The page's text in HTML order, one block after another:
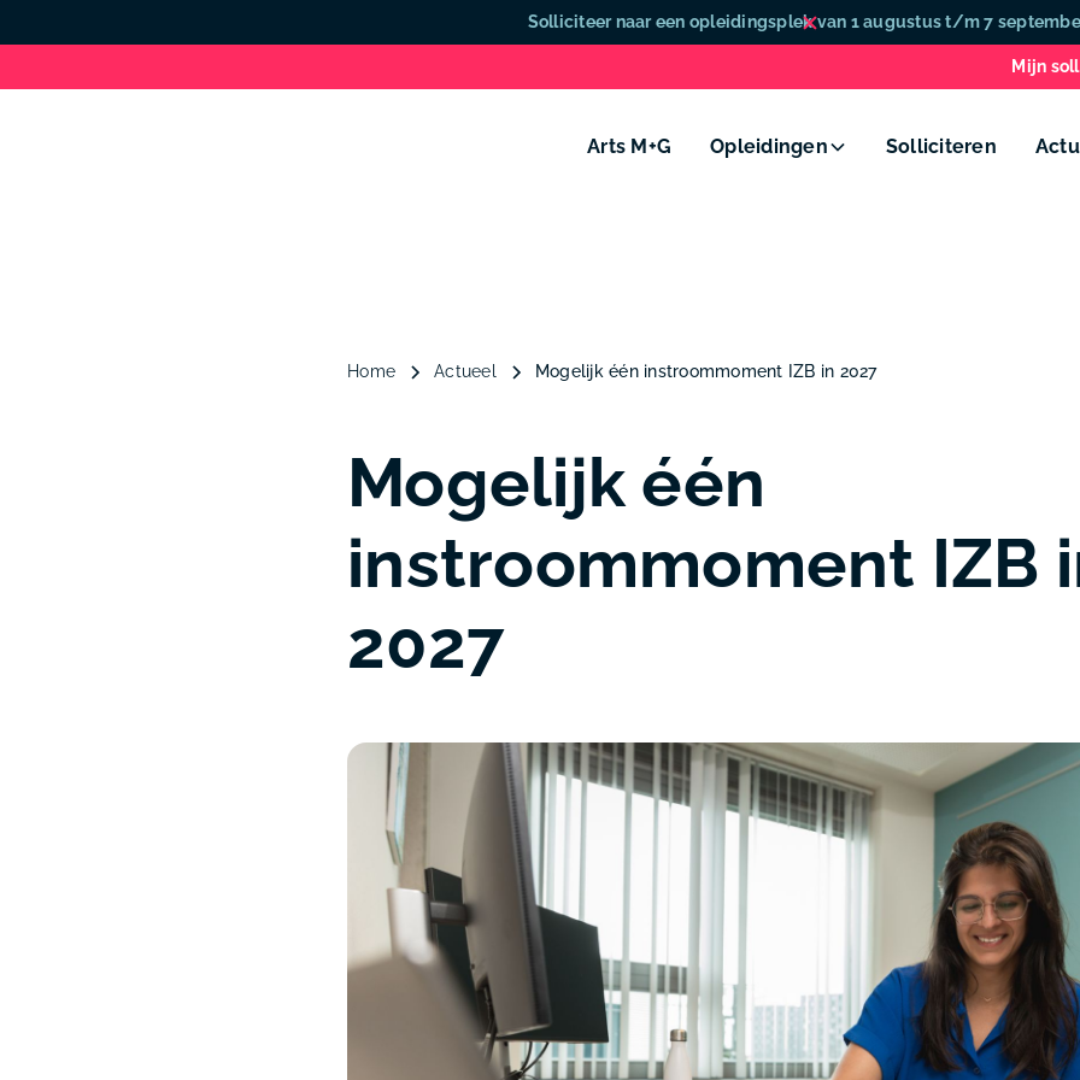
Solliciteer naar een opleidingsplek van 1 augustus t/m 7
Mijn
Arts M+G Opleidingen Solliciteren
Home Actueel Mogelijk één instroommoment IZB in 2027
Mogelijk één
instroommoment IZB
2027